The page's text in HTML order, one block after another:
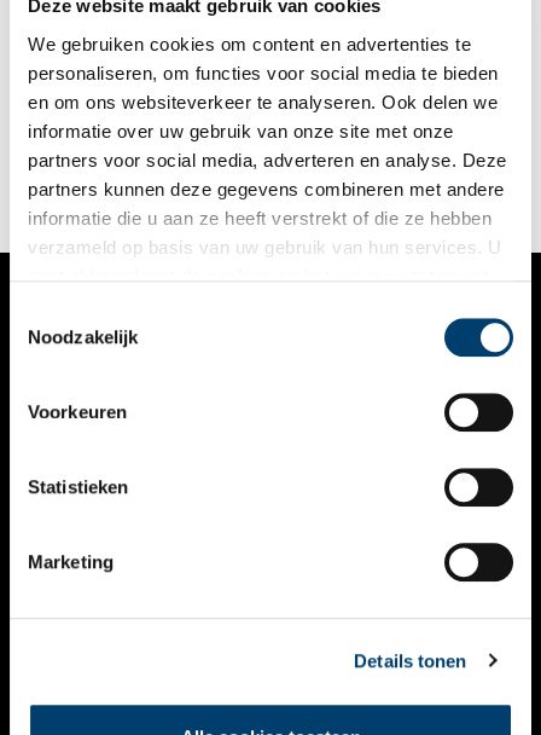
Deze website maakt gebruik van cookies
We gebruiken cookies om content en advertenties te
personaliseren, om functies voor social media te bieden
en om ons websiteverkeer te analyseren. Ook delen we
informatie over uw gebruik van onze site met onze
partners voor social media, adverteren en analyse. Deze
partners kunnen deze gegevens combineren met andere
informatie die u aan ze heeft verstrekt of die ze hebben
verzameld op basis van uw gebruik van hun services. U
Noodzakelijk
Voorkeuren
Statistieken
Marketing
Details tonen
spektakel
De donkere nacht is bijna verdreven. Loop op een
vrijdagavond door het centrum en zie hoe de Nieuwendijk
wordt verlicht door etalages, hoe cafés het Leidseplein
beschijnen. Publieke straatverlichting is amper nodig. Andere
lichtbronnen bepalen de sfeer. Zo kennen we de stad. Voor de
negentiende-eeuwse Amsterdammers was het een ommekeer,
dankzij de ‘gaz-illuminatie’.
VERHALEN
KALENDER
THEMA’S
VIDEO’S
CONTACT